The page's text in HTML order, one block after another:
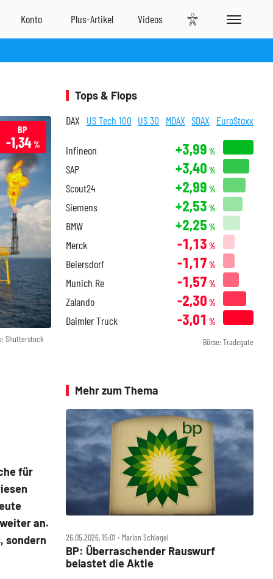
Shutterstock
BP
-1,34%
für
an.
sondern
Tops & Flops
DAX US Tech 100 US 30 MDAX SDAX EuroStoxx
Infineon +3,99 %
SAP +3,40 %
Scout24 +2,99 %
Siemens +2,53 %
BMW +2,25 %
Merck -1,13 %
Beiersdorf -1,17 %
Munich Re -1,57 %
Zalando -2,30 %
Daimler Truck -3,01 %
Börse: Tradegate
Mehr zum Thema
26.05.2026, 15:01 ‧ Marion Schlegel
BP: Überraschender Rauswurf
belastet die Aktie